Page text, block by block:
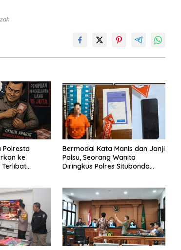
Polresta
ke
Terlibat
Bermodal Kata Manis dan Janji
Palsu, Seorang Wanita
Diringkus Polres Situbondo